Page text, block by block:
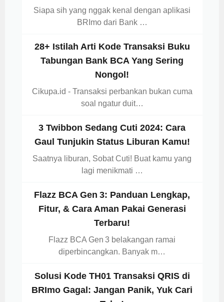
Siapa sih yang nggak kenal dengan aplikasi
BRImo dari Bank …
28+ Istilah Arti Kode Transaksi Buku
Tabungan Bank BCA Yang Sering
Nongol!
Cikupa.id - Transaksi perbankan bukan cuma
soal ngatur duit…
3 Twibbon Sedang Cuti 2024: Cara
Gaul Tunjukin Status Liburan Kamu!
Saatnya liburan, Sobat Cuti! Buat kamu yang
lagi menikmati …
Flazz BCA Gen 3: Panduan Lengkap,
Fitur, & Cara Aman Pakai Generasi
Terbaru!
Flazz BCA Gen 3 belakangan ramai
diperbincangkan. Banyak m…
Solusi Kode TH01 Transaksi QRIS di
BRImo Gagal: Jangan Panik, Yuk Cari